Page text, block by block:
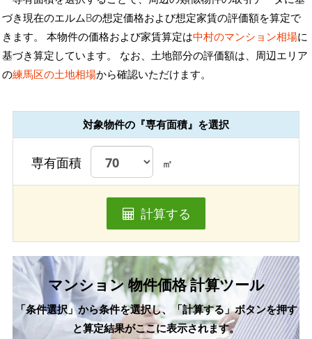
づき現在のエルムBの想定価格および想定家賃の評価額を算定で
きます。 本物件の価格および家賃算定は中村のマンション相場に
基づき算定しています。 なお、土地部分の評価額は、周辺エリア
の練馬区の土地相場から確認いただけます。
対象物件の『専有面積』を選択
専有面積 ㎡
計算する
マンション 物件価格 計算ツール
「条件選択」から条件を選択し、「計算する」ボタンを押す
と算定結果がここに表示されます。